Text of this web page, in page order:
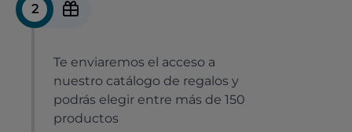
2
Te enviaremos el acceso a
nuestro catálogo de regalos y
podrás elegir entre más de 150
productos